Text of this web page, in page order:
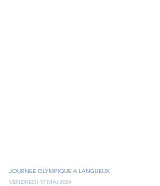
JOURNEE OLYMPIQUE A LANGUEUX
VENDREDI 17 MAI 2024